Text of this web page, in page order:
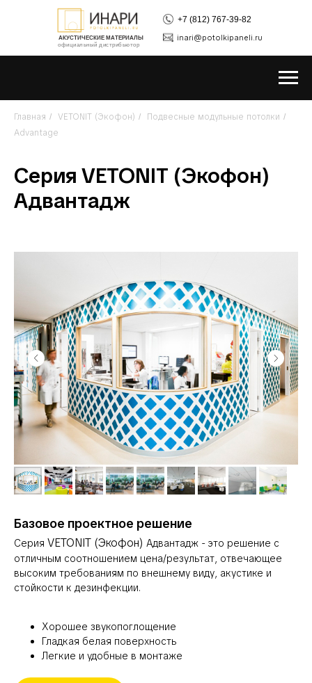
АКУСТИЧЕСКИЕ МАТЕРИАЛЫ
официальный дистрибьютор
inari@potolkipaneli.ru
+7 (812) 767-39-82
Главная / VETONIT (Экофон) / Подвесные модульные потолки /
Advantage
Серия VETONIT (Экофон)
Адвантадж
Базовое проектное решение
Серия VETONIT (Экофон) Адвантадж - это решение с
отличным соотношением цена/результат, отвечающее
высоким требованиям по внешнему виду, акустике и
стойкости к дезинфекции.
Хорошее звукопоглощение
Гладкая белая поверхность
Легкие и удобные в монтаже